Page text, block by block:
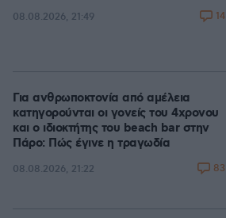
08.08.2026, 21:49 14
Για ανθρωποκτονία από αμέλεια
κατηγορούνται οι γονείς του 4χρονου
και ο ιδιοκτήτης του beach bar στην
Πάρο: Πώς έγινε η τραγωδία
08.08.2026, 21:22 83